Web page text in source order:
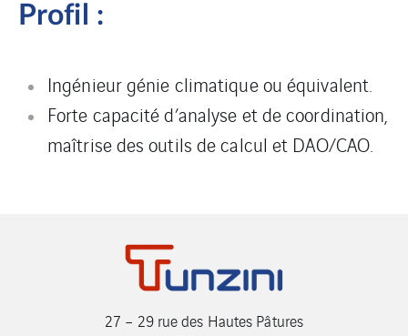
Profil :
Ingénieur génie climatique ou équivalent.
Forte capacité d’analyse et de coordination,
maîtrise des outils de calcul et DAO/CAO.
27 – 29 rue des Hautes Pâtures